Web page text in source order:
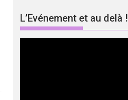
L’Evénement et au delà !